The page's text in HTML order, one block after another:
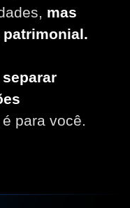
mas
patrimonial.
separar
para você.